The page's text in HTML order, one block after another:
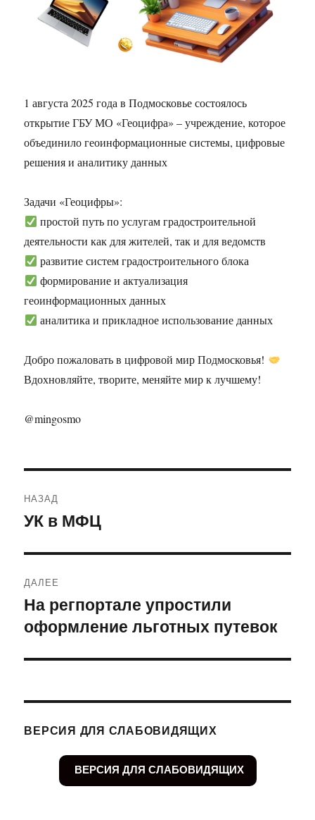
1 августа 2025 года в Подмосковье состоялось
открытие ГБУ МО «Геоцифра» – учреждение, которое
объединило геоинформационные системы, цифровые
решения и аналитику данных
Задачи «Геоцифры»:
простой путь по услугам градостроительной
деятельности как для жителей, так и для ведомств
развитие систем градостроительного блока
формирование и актуализация
геоинформационных данных
аналитика и прикладное использование данных
Добро пожаловать в цифровой мир Подмосковья!
Вдохновляйте, творите, меняйте мир к лучшему!
@mingosmo
по
НАЗАД
Предыдущая
УК в МФЦ
ДАЛЕЕ
Следующая
запись:
На регпортале упростили
оформление льготных путевок
ВЕРСИЯ ДЛЯ СЛАБОВИДЯЩИХ
ВЕРСИЯ ДЛЯ СЛАБОВИДЯЩИХ